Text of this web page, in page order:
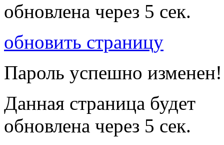
обновлена через 5 сек.
обновить страницу
Пароль успешно изменен!
Данная страница будет
обновлена через 5 сек.